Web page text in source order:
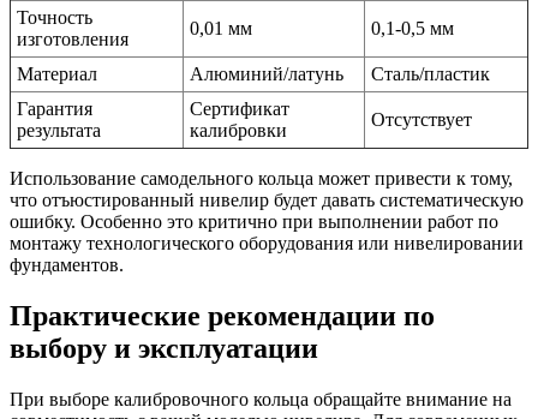
Точность
изготовления
0,01 мм 0,1-0,5 мм
Материал Алюминий/латунь
Сталь/пластик
Гарантия
результата
Сертификат
калибровки
Отсутствует
Использование самодельного кольца может привести к тому,
что отъюстированный нивелир будет давать систематическую
ошибку. Особенно это критично при выполнении работ по
монтажу технологического оборудования или нивелировании
фундаментов.
Практические рекомендации по
выбору и эксплуатации
При выборе калибровочного кольца обращайте внимание на